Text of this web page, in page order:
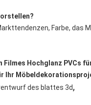
Farbe, das
Hochglanz PVCs
Ihr
des blattes 3d,